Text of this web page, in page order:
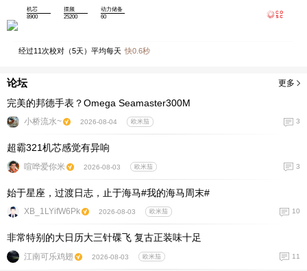
机芯
8900
摆频
25200
动力储备
60
经过11次校对（5天）平均每天 快0.6秒
论坛 更多
完美的邦德手表？Omega Seamaster300M
小桥流水~ 2026-08-04 欧米茄 3
超霸321机芯感觉有异响
喧哗爱你米 2026-08-03 欧米茄 3
始于星座，过渡日志，止于海马#我的海马周末#
XB_1LYifW6Pk 2026-08-03 欧米茄 10
非常特别的大日历大三针碟飞 复古正装味十足
江南可乐鸡翅 2026-08-03 欧米茄 11